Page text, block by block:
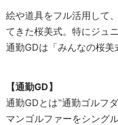
絵や道具をフル活用して
てきた桜美式。特にジュ
通勤GDは「みんなの桜美
【通勤GD】
通勤GDとは‟通勤ゴルフ
マンゴルファーをシング